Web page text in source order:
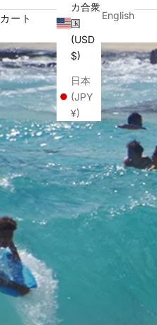
カ合衆
国
(USD
$)
日本
(JPY
¥)
English
カート